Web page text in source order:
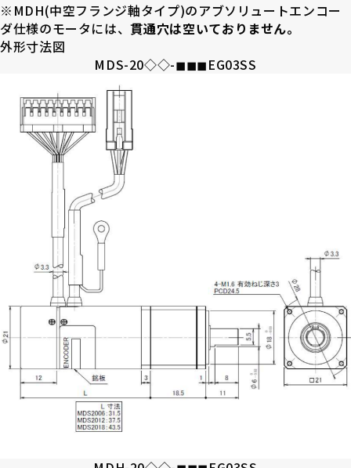
※MDH(中空フランジ軸タイプ)のアブソリュートエンコー
ダ仕様のモータには、貫通穴は空いておりません。
外形寸法図
MDS-20◇◇-◼︎◼︎◼︎EG03SS